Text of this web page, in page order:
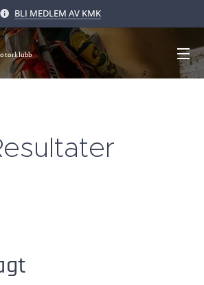
BLI MEDLEM AV KMK